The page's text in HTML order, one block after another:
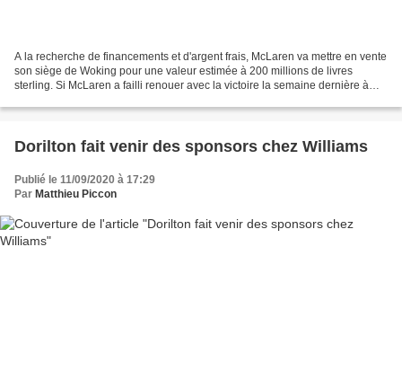
A la recherche de financements et d'argent frais, McLaren va mettre en vente
son siège de Woking pour une valeur estimée à 200 millions de livres
sterling. Si McLaren a failli renouer avec la victoire la semaine dernière à
Dorilton fait venir des sponsors chez Williams
Publié le 11/09/2020 à 17:29
Par Matthieu Piccon